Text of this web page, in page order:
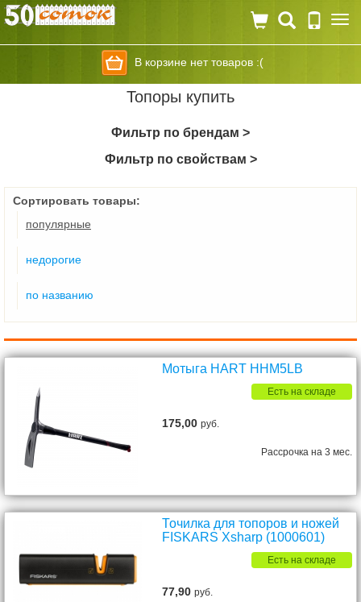
В корзине нет товаров :(
Топоры купить
Фильтр по брендам >
Фильтр по свойствам >
Сортировать товары:
популярные
недорогие
по названию
Мотыга HART HHM5LB
Есть на складе
175,00руб.
Рассрочка на 3 мес.
Точилка для топоров и ножей
FISKARS Xsharp (1000601)
Есть на складе
77,90руб.